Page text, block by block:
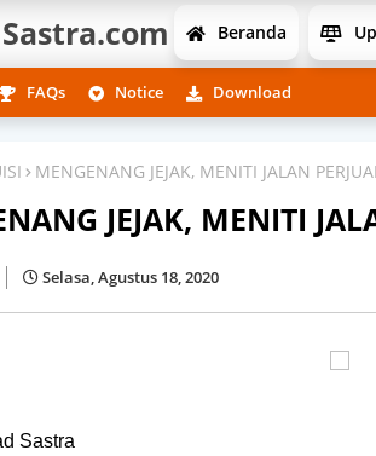
Beranda
FAQs Notice Download
MENGENANG JEJAK, MENITI JALAN
JEJAK, MENITI
Selasa, Agustus 18, 2020
Sastra